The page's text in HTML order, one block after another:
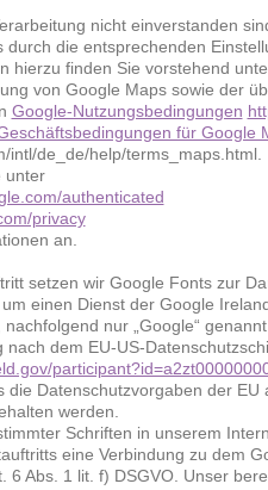
nicht einverstanden
durch die entsprechenden
hierzu finden Sie vorstehend
von Google Maps sowie der
Google-Nutzungsbedingungen
für Google
intl/de_de/help/terms_maps.html.
unter
authenticated
privacy
an.
setzen wir Google Fonts zur
einen Dienst der Google
nur „Google“
dem EU-US-
die Datenschutzvorgaben der EU
werden.
Schriften in unserem
eine Verbindung zu dem
6 Abs. 1 lit. f) DSGVO. Unser